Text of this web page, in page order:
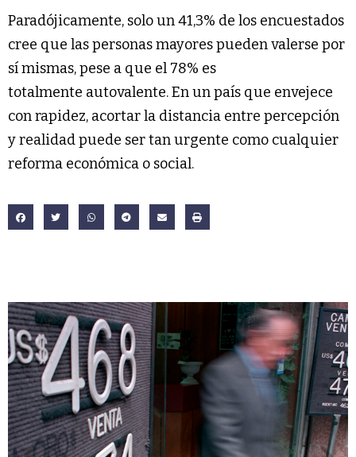
Paradójicamente, solo un 41,3% de los encuestados
cree que las personas mayores pueden valerse por
sí mismas, pese a que el 78% es
totalmente autovalente. En un país que envejece
con rapidez, acortar la distancia entre percepción
y realidad puede ser tan urgente como cualquier
reforma económica o social.